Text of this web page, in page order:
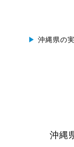
▶ 沖縄県の
沖縄